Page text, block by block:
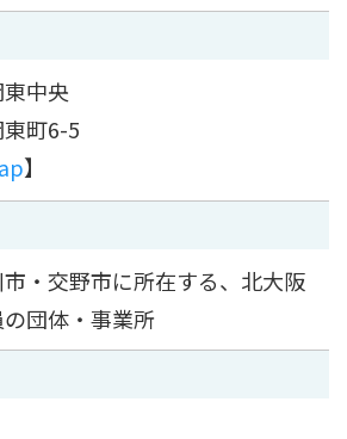
中央
町6-5
】
・交野市に所在する、北大阪
団体・事業所